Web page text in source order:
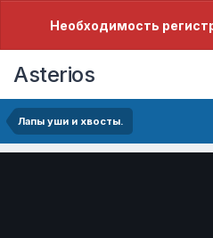
Необходимость
Asterios
Лапы уши и хвосты.